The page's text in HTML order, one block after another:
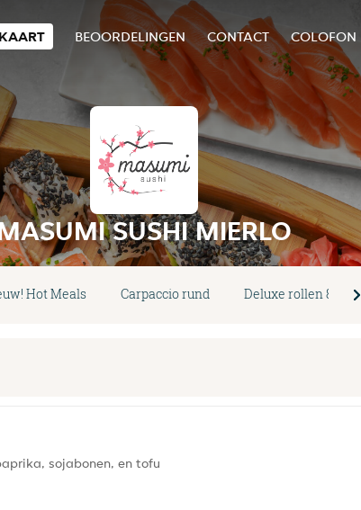
BEOORDELINGEN CONTACT COLOFON
SUSHI MIERLO
Hot Meals Carpaccio rund Deluxe rollen 8 stuks
sojabonen, en tofu